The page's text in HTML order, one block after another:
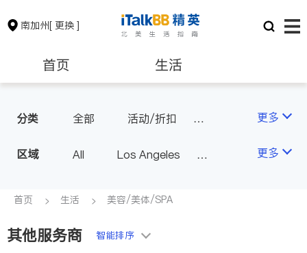
南加州[ 更换 ]
首页 生活
保险理财 房地产租售
银行贷款 会计师
建筑装修
分类 全部
活动/折扣
物流
更多
区域 All
Los Angeles
Alhambra & San Gabriel
Diamond Bar & Covina
更多
首页 生活 美容/美体/SPA
其他服务商 智能排序